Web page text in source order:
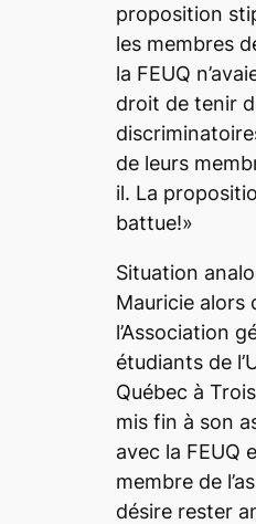
proposition
les membres
la FEUQ
droit de tenir
de leurs
il. La
battue!»
Situation
Mauricie alors
l’Association
étudiants de
Québec à
mis fin à son
avec la FEUQ
membre de
désire rester